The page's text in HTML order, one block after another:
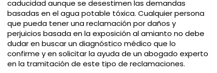
caducidad aunque se desestimen las demandas
basadas en el agua potable tóxica. Cualquier persona
que pueda tener una reclamación por daños y
perjuicios basada en la exposición al amianto no debe
dudar en buscar un diagnóstico médico que lo
confirme y en solicitar la ayuda de un abogado experto
en la tramitación de este tipo de reclamaciones.